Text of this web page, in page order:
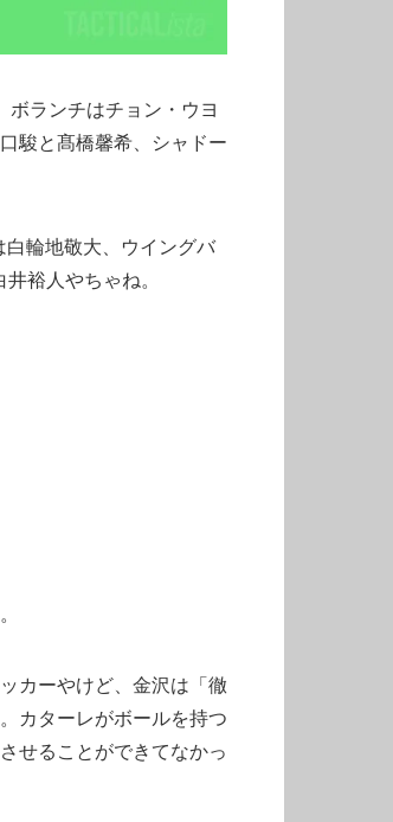
ランチはチョン・ウヨ
駿と髙橋馨希、シャドー
輪地敬大、ウイングバ
裕人やちゃね。
カーやけど、金沢は「徹
カターレがボールを持つ
せることができてなかっ